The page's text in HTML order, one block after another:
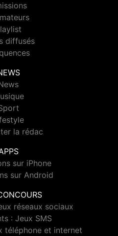
diffusés
la rédac
sur iPhone
sur Android
réseaux sociaux
: Jeux SMS
téléphone et internet